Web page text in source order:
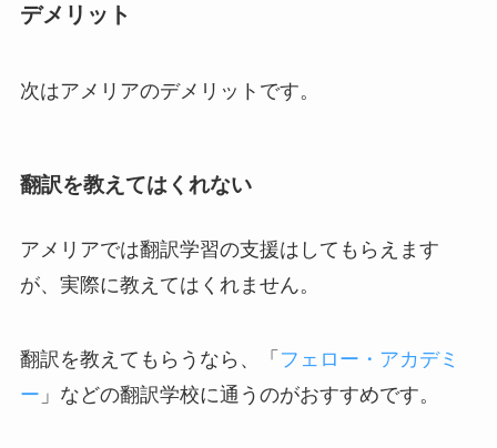
デメリット
次はアメリアのデメリットです。
翻訳を教えてはくれない
アメリアでは翻訳学習の支援はしてもらえます
が、実際に教えてはくれません。
翻訳を教えてもらうなら、「 フェロー・アカデミ
ー 」などの翻訳学校に通うのがおすすめです。